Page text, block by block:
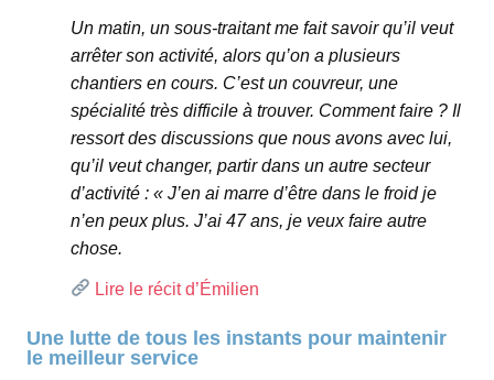
Un matin, un sous-traitant me fait savoir qu’il veut
arrêter son activité, alors qu’on a plusieurs
chantiers en cours. C’est un couvreur, une
spécialité très difficile à trouver. Comment faire ? Il
ressort des discussions que nous avons avec lui,
qu’il veut changer, partir dans un autre secteur
d’activité : « J’en ai marre d’être dans le froid je
n’en peux plus. J’ai 47 ans, je veux faire autre
chose.
Lire le récit d’Émilien
Une lutte de tous les instants pour maintenir
le meilleur service